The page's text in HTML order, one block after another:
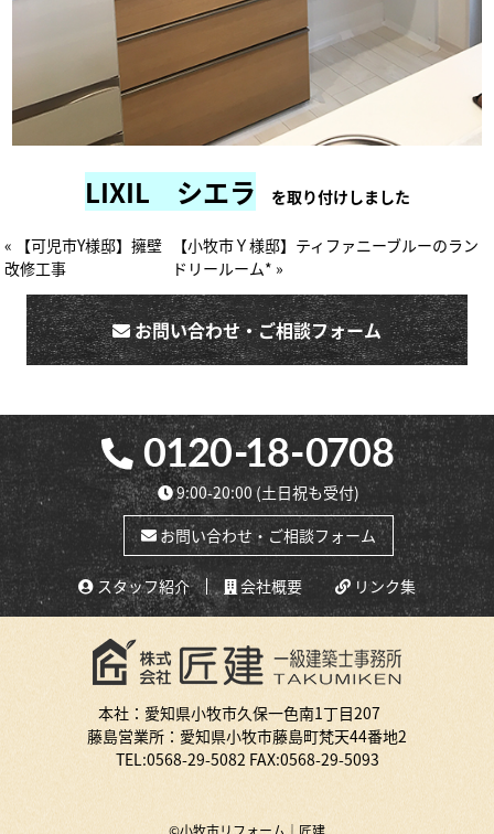
LIXIL シエラ を取り付けしました
« 【可児市Y様邸】擁壁
改修工事
【小牧市Ｙ様邸】ティファニーブルーのラン
ドリールーム* »
お問い合わせ・ご相談フォーム
9:00-20:00(土日祝も受付)
お問い合わせ・ご相談フォーム
スタッフ紹介 会社概要 リンク集
本社：愛知県小牧市久保一色南1丁目207
藤島営業所：愛知県小牧市藤島町梵天44番地2
TEL:0568-29-5082 FAX:0568-29-5093
©小牧市リフォーム｜匠建